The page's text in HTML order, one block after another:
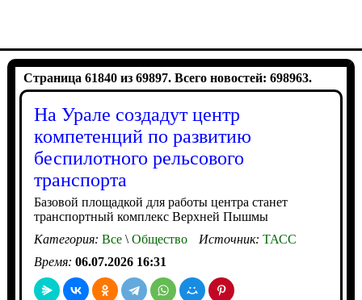
Страница 61840 из 69897. Всего новостей: 698963.
На Урале создадут центр
компетенций по развитию
беспилотного рельсового
транспорта
Базовой площадкой для работы центра станет
транспортный комплекс Верхней Пышмы
Категория: Все\Общество Источник: ТАСС
Время: 06.07.2026 16:31